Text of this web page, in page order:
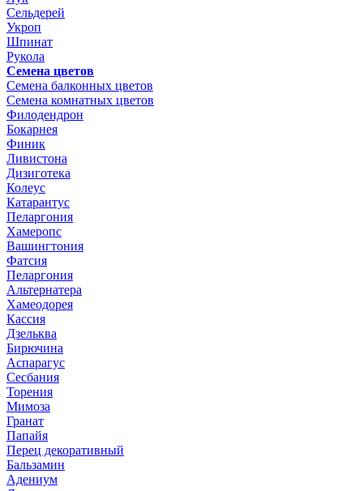
Сельдерей
Укроп
Шпинат
Рукола
Семена цветов
Семена балконных цветов
Семена комнатных цветов
Филодендрон
Бокарнея
Финик
Ливистона
Дизиготека
Колеус
Катарантус
Пеларгония
Хамеропс
Вашингтония
Фатсия
Пеларгония
Альтернатера
Хамеодорея
Кассия
Дзельква
Бирючина
Аспарагус
Сесбания
Торения
Мимоза
Гранат
Папайя
Перец декоративный
Бальзамин
Адениум